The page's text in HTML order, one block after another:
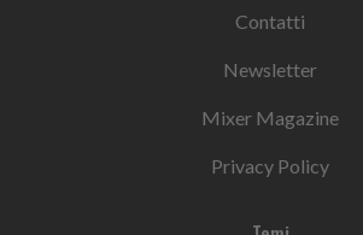
Contatti
Newsletter
Mixer Magazine
Privacy Policy